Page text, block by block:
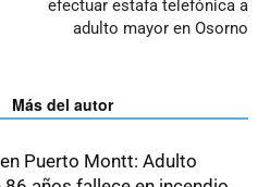
efectuar estafa telefónica a
adulto mayor en Osorno
Más del autor
Puerto Montt: Adulto